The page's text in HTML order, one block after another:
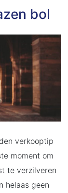
bol
verkooptip
moment om
te verzilveren
helaas geen